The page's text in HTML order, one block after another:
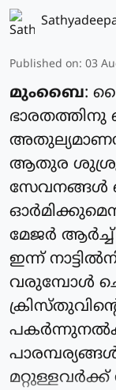
Published on: 03
മുംബൈ:
ആതുര
മേജർ ആർച്ച്
ഇന്ന്
വരുമ്പോൾ
മറ്റുള്ളവർക്ക്